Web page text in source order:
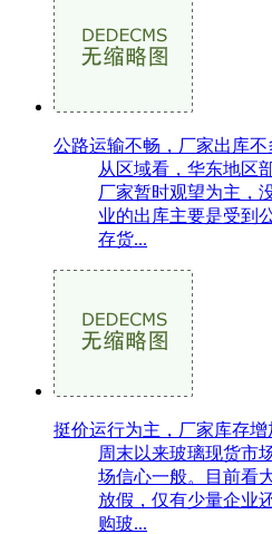
公路运输不畅，厂家出库不
从区域看，华东地区
厂家暂时观望为主，
业的出库主要是受到
存货...
挺价运行为主，厂家库存增
周末以来玻璃现货市
场信心一般。目前看
放假，仅有少量企业
购玻...